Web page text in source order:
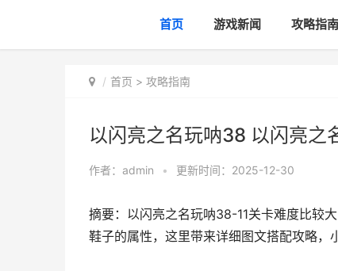
首页 游戏新闻 攻略指南
首页 > 攻略指南
以闪亮之名玩呐38 以闪亮之
作者： admin • 更新时间：2025-12-30
摘要：以闪亮之名玩呐38-11关卡难度比较
鞋子的属性，这里带来详细图文搭配攻略